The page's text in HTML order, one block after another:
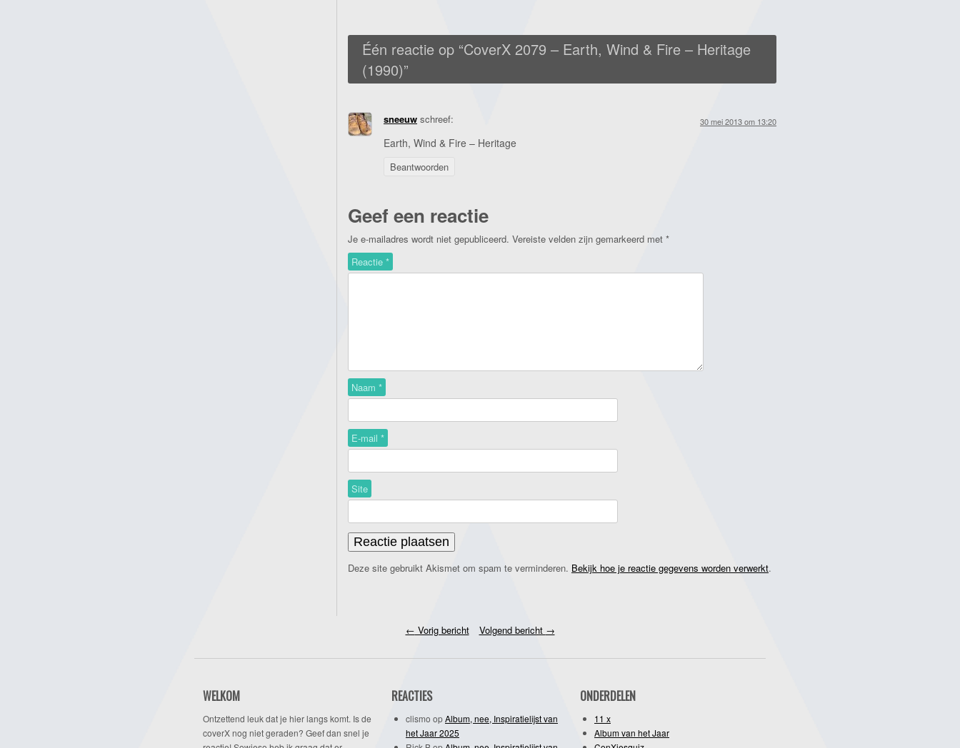
Één reactie op “CoverX 2079 – Earth, Wind & Fire – Heritage
(1990)”
sneeuw schreef: 30 mei 2013 om 13:20
Earth, Wind & Fire – Heritage
Beantwoorden
Geef een reactie
Je e-mailadres wordt niet gepubliceerd. Vereiste velden zijn gemarkeerd met *
Reactie *
Naam *
E-mail *
Site
Deze site gebruikt Akismet om spam te verminderen. Bekijk hoe je reactie gegevens worden verwerkt.
← Vorig bericht Volgend bericht →
WELKOM
Ontzettend leuk dat je hier langs komt. Is de
coverX nog niet geraden? Geef dan snel je
REACTIES
clismo opAlbum, nee, Inspiratielijst van
het Jaar 2025
ONDERDELEN
11 x
Album van het Jaar